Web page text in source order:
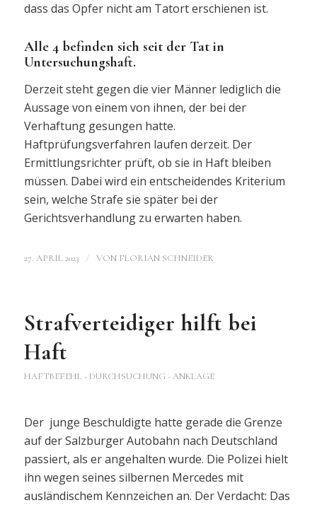
dass das Opfer nicht am Tatort erschienen ist.
Alle 4 befinden sich seit der Tat in
Untersuchungshaft.
Derzeit steht gegen die vier Männer lediglich die
Aussage von einem von ihnen, der bei der
Verhaftung gesungen hatte.
Haftprüfungsverfahren laufen derzeit. Der
Ermittlungsrichter prüft, ob sie in Haft bleiben
müssen. Dabei wird ein entscheidendes Kriterium
sein, welche Strafe sie später bei der
Gerichtsverhandlung zu erwarten haben.
27. APRIL 2023 / VON FLORIAN SCHNEIDER
Strafverteidiger hilft bei
Haft
HAFTBEFEHL - DURCHSUCHUNG - ANKLAGE
Der junge Beschuldigte hatte gerade die Grenze
auf der Salzburger Autobahn nach Deutschland
passiert, als er angehalten wurde. Die Polizei hielt
ihn wegen seines silbernen Mercedes mit
ausländischem Kennzeichen an. Der Verdacht: Das